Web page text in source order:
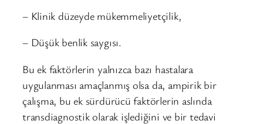
– Klinik düzeyde mükemmeliyetçilik,
– Düşük benlik saygısı.
Bu ek faktörlerin yalnızca bazı hastalara
uygulanması amaçlanmış olsa da, ampirik bir
çalışma, bu ek sürdürücü faktörlerin aslında
transdiagnostik olarak işlediğini ve bir tedavi